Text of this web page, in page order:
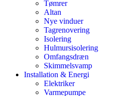
Tømrer
Altan
Nye vinduer
Tagrenovering
Isolering
Hulmursisolering
Omfangsdræn
Skimmelsvamp
Installation & Energi
Elektriker
Varmepumpe